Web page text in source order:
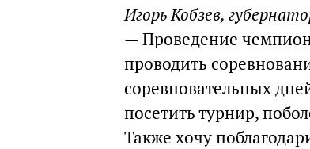
Игорь Кобзев,
— Проведение
проводить
соревновательных
посетить турнир,
Также хочу